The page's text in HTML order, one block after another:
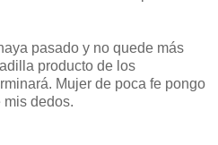
pasado y no quede más
producto de los
Mujer de poca fe pongo
mis dedos.